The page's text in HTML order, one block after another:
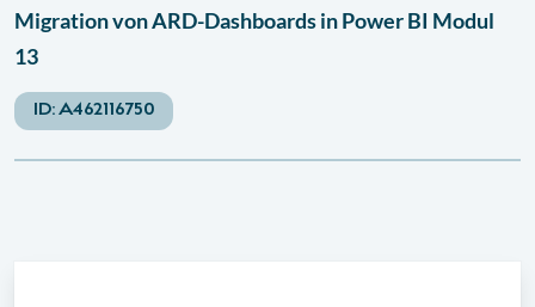
Migration von ARD-Dashboards in Power BI Modul
13
ID:A462116750